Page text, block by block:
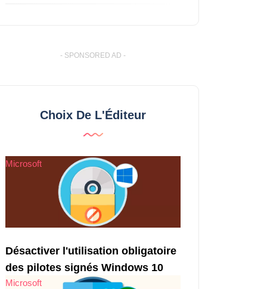
- SPONSORED AD -
Choix De L'Éditeur
Microsoft
Désactiver l'utilisation obligatoire
des pilotes signés Windows 10
Microsoft